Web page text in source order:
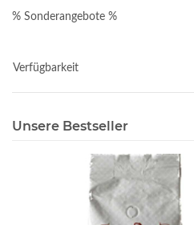
% Sonderangebote %
Verfügbarkeit
Unsere Bestseller